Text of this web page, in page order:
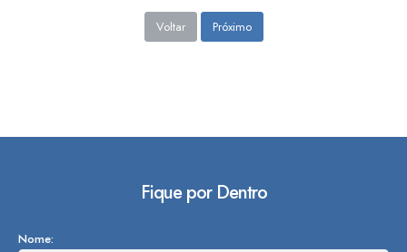
Voltar Próximo
Fique por Dentro
Nome: